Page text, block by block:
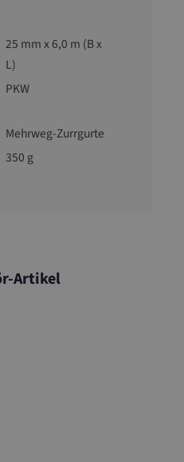
25 mm x 6,0 m (B x
L)
PKW
Mehrweg-Zurrgurte
350 g
Artikel